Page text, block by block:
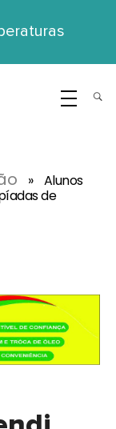
» Alunos
de